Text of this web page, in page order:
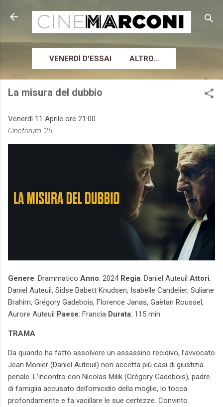
Passa ai contenuti principali
VENERDÌ D'ESSAI ALTRO…
La misura del dubbio
Venerdì 11 Aprile ore 21:00
Cineforum '25
Genere: Drammatico Anno: 2024 Regia: Daniel Auteuil Attori:
Daniel Auteuil, Sidse Babett Knudsen, Isabelle Candelier, Suliane
Brahim, Grégory Gadebois, Florence Janas, Gaëtan Roussel,
Aurore Auteuil Paese: Francia Durata: 115 min
TRAMA
Da quando ha fatto assolvere un assassino recidivo, l’avvocato
Jean Monier (Daniel Auteuil) non accetta più casi di giustizia
penale. L’incontro con Nicolas Milik (Grégory Gadebois), padre
di famiglia accusato dell’omicidio della moglie, lo tocca
profondamente e fa vacillare le sue certezze. Convinto